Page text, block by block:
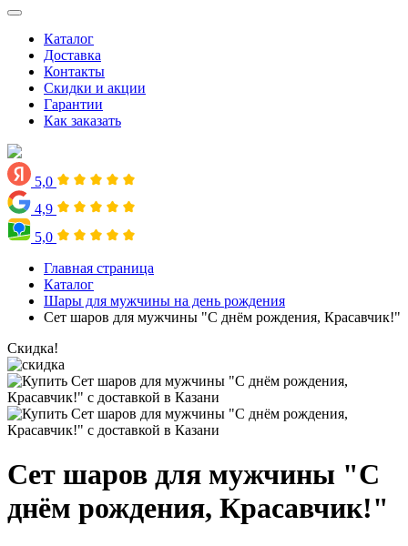
Каталог
Доставка
Контакты
Скидки и акции
Гарантии
Как заказать
5,0
4,9
5,0
Главная страница
Каталог
Шары для мужчины на день рождения
Сет шаров для мужчины "С днём рождения, Красавчик!"
Скидка!
Сет шаров для мужчины "С
днём рождения, Красавчик!"